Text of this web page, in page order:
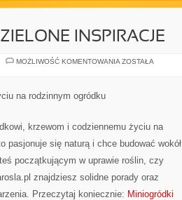
INSPIRACJE
MOŻLIWOŚĆ KOMENTOWANIA ROŚLINY
ZOSTAŁA
na rodzinnym ogródku
krzewom i codziennemu życiu na
pasjonuje się naturą i chce budować wokół
początkującym w uprawie roślin, czy
znajdziesz solidne porady oraz
Przeczytaj koniecznie: Miniogródki